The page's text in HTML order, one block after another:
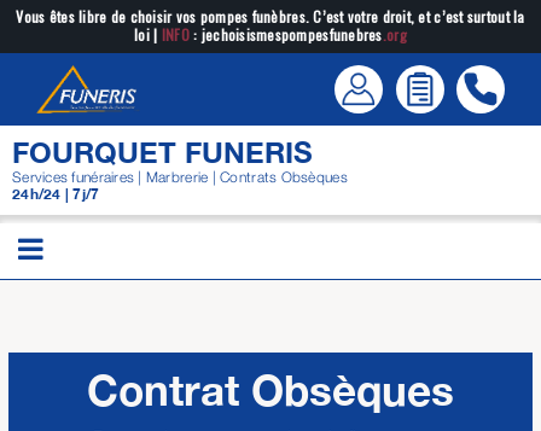
Passer
contenu
Vous êtes libre de choisir vos pompes funèbres. C’est votre droit, et c’est surtout la
loi | INFO: jechoisismespompesfunebres.org
FOURQUET FUNERIS
Services funéraires | Marbrerie | Contrats Obsèques
24h/24 | 7j/7
Contrat Obsèques